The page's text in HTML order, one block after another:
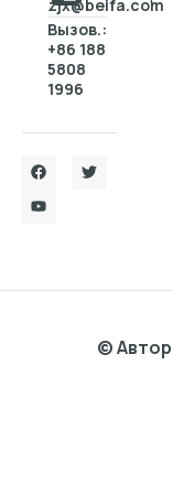
zjx@beifa.com
Вызов.:
+86 188
5808
1996
©